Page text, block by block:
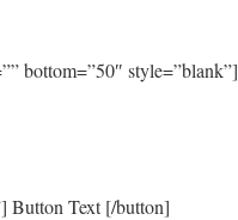
bottom=”50″ style=”blank”]
Button Text [/button]